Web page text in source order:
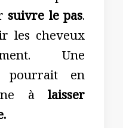
suivre le pas.
les cheveux
Une
pourrait en
à laisser